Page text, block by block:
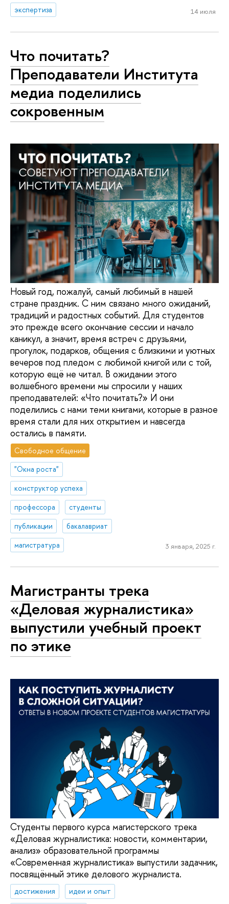
экспертиза
14 июля
Что почитать?
Преподаватели Института
медиа поделились
сокровенным
Новый год, пожалуй, самый любимый в нашей
стране праздник. С ним связано много ожиданий,
традиций и радостных событий. Для студентов
это прежде всего окончание сессии и начало
каникул, а значит, время встреч с друзьями,
прогулок, подарков, общения с близкими и уютных
вечеров под пледом с любимой книгой или с той,
которую ещё не читал. В ожидании этого
волшебного времени мы спросили у наших
преподавателей: «Что почитать?» И они
поделились с нами теми книгами, которые в разное
время стали для них открытием и навсегда
остались в памяти.
Свободное общение
"Окна роста"
конструктор успеха
профессора
студенты
публикации
бакалавриат
магистратура
3 января, 2025 г.
Магистранты трека
«Деловая журналистика»
выпустили учебный проект
по этике
Студенты первого курса магистерского трека
«Деловая журналистика: новости, комментарии,
анализ» образовательной программы
«Современная журналистика» выпустили задачник,
посвящённый этике делового журналиста.
достижения идеи и опыт